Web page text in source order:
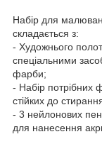
Набір для
складається з:
- Художнього
спеціальними
фарби;
- Набір потрібних
стійких до
- 3 нейлонових
для нанесення